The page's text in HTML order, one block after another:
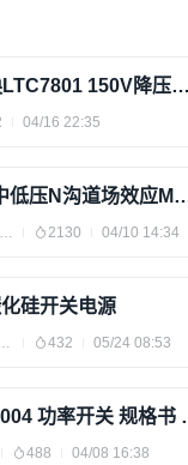
森利威尔SL3180替换LTC7801 150V降压恒压3.3V5V12V芯片
04/16 22:35
HG011N06L-50N06中低压N沟道场效应MOS管
东莞市惠洋科技有限公司 2130 04/10 14:34
硅开关电源
模块+应用（芯片） 432 05/24 08:53
南芯
488 04/08 16:38